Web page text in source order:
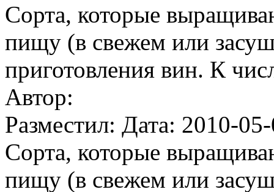
Сорта, которые
пищу (в свежем или
приготовления вин. К
Автор:
Разместил: Дата: 2010-
Сорта, которые
пищу (в свежем или